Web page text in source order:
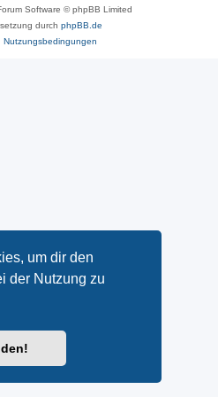
um dir den
der Nutzung zu
Software © phpBB Limited
durch phpBB.de
Nutzungsbedingungen